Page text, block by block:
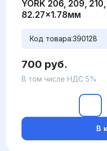
YORK 206, 209,
82.27x1.78мм
Код товара:390128
700 руб.
В том числе НДС 5%
В